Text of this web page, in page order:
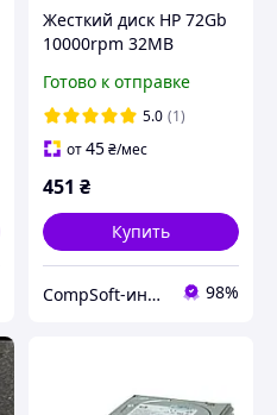
Жесткий диск HP 72Gb
10000rpm 32MB
Готово к отправке
5.0 (1)
от45₴/мес
451 ₴
Купить
CompSoft-интернет магазин компьютерных комплектующих 98%